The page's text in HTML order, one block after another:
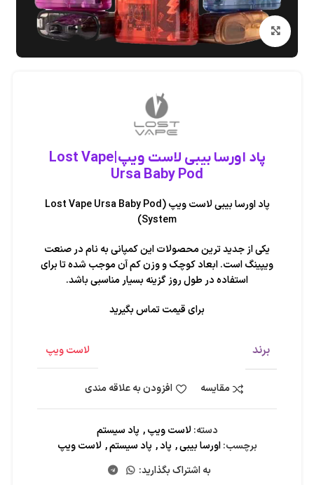
بزرگنمایی تصویر
پاد اورسا بیبی لاست ویپ|Lost Vape
Ursa Baby Pod
پاد اورسا بیبی لاست ویپ (Lost Vape Ursa Baby Pod
System)
یکی از جدید ترین محصولات این کمپانی‌ به نام در صنعت
ویپینگ است. ابعاد کوچک و وزن کم آن موجب شده تا برای
استفاده در طول روز گزینه‌ بسیار مناسبی باشد.
برای قیمت تماس بگیرید
برند لاست ویپ
مقایسه افزودن به علاقه مندی
دسته: لاست ویپ, پاد سیستم
برچسب: اورسا بیبی, پاد, پاد سیستم, لاست ویپ
به اشتراک بگذارید: